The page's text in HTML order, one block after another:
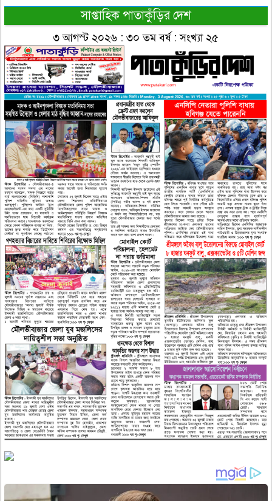
সাপ্তাহিক পাতাকুঁড়ির দেশ
৩ আগস্ট ২০২৬ : ৩০ তম বর্ষ : সংখ্যা ২৫